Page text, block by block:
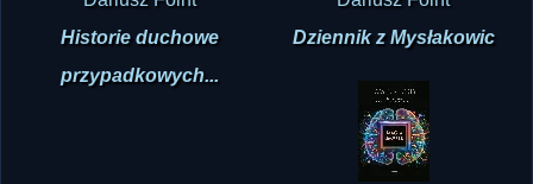
Dariusz Foint
Historie duchowe
przypadkowych...
Dariusz Foint
Dziennik z Mysłakowic